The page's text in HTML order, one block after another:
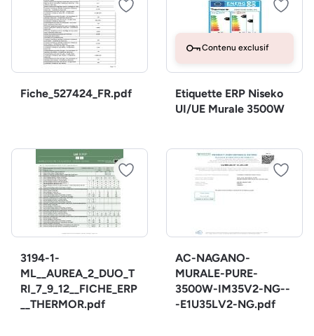
Fiche_527424_FR.pdf
Contenu exclusif
Etiquette ERP Niseko
UI/UE Murale 3500W
3194-1-
ML__AUREA_2_DUO_T
RI_7_9_12__FICHE_ERP
__THERMOR.pdf
AC-NAGANO-
MURALE-PURE-
3500W-IM35V2-NG--
-E1U35LV2-NG.pdf